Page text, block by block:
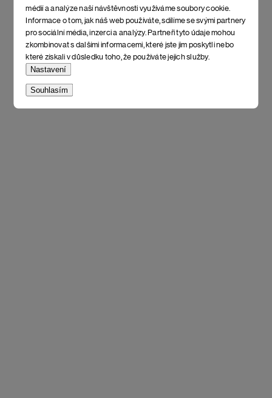
médií a analýze naší návštěvnosti využíváme soubory cookie.
Informace o tom, jak náš web používáte, sdílíme se svými partnery
pro sociální média, inzerci a analýzy. Partneři tyto údaje mohou
zkombinovat s dalšími informacemi, které jste jim poskytli nebo
které získali v důsledku toho, že používáte jejich služby.
Nastavení
Souhlasím